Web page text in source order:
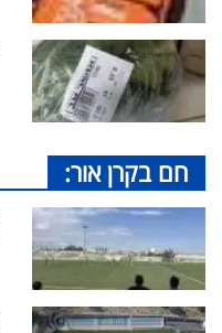
חם בקרן אור: